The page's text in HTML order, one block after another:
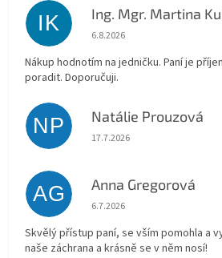
IK Ing. Mgr. Martina
Hodnocení obchodu je 5 z 5
6.8.2026
Nákup hodnotím na jedničku. Paní je
poradit. Doporučuji.
NP Natálie Prouzová
Hodnocení obchodu je 5 z 5
17.7.2026
AG Anna Gregorová
Hodnocení obchodu je 5 z 5
6.7.2026
Skvělý přístup paní, se vším pomohla a
naše záchrana a krásně se v něm nosí!